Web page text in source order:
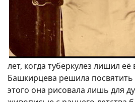
лет, когда туберкулез лишил
Башкирцева решила
этого она рисовала лишь для